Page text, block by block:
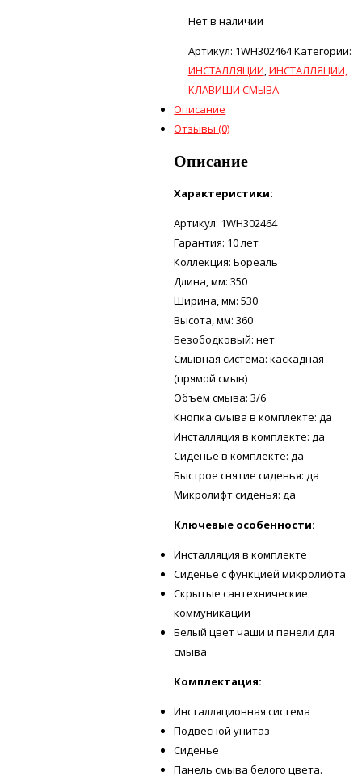
Нет в наличии
Артикул: 1WH302464Категории:
ИНСТАЛЛЯЦИИ,ИНСТАЛЛЯЦИИ,
КЛАВИШИ СМЫВА
Описание
Отзывы (0)
Описание
Характеристики:
Артикул: 1WH302464
Гарантия: 10 лет
Коллекция: Бореаль
Длина, мм: 350
Ширина, мм: 530
Высота, мм: 360
Безободковый: нет
Смывная система: каскадная
(прямой смыв)
Объем смыва: 3/6
Кнопка смыва в комплекте: да
Инсталляция в комплекте: да
Сиденье в комплекте: да
Быстрое снятие сиденья: да
Микролифт сиденья: да
Ключевые особенности:
Инсталляция в комплекте
Сиденье с функцией микролифта
Скрытые сантехнические
коммуникации
Белый цвет чаши и панели для
смыва
Комплектация:
Инсталляционная система
Подвесной унитаз
Сиденье
Панель смыва белого цвета.